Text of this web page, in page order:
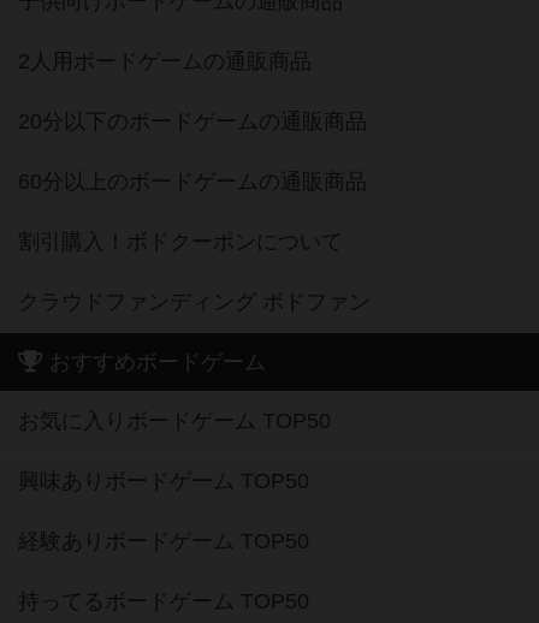
2人用ボードゲームの通販商品
20分以下のボードゲームの通販商品
60分以上のボードゲームの通販商品
割引購入！ボドクーポンについて
クラウドファンディング ボドファン
おすすめボードゲーム
お気に入りボードゲーム TOP50
興味ありボードゲーム TOP50
経験ありボードゲーム TOP50
持ってるボードゲーム TOP50